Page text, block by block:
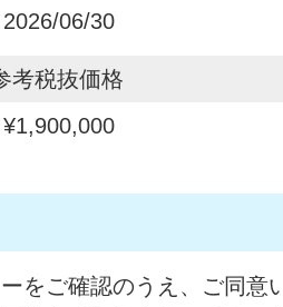
2026/06/30
¥1,900,000
をご確認のうえ、ご同意